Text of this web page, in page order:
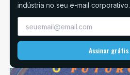
indústria no seu e-mail corporativo.
Assinar grátis